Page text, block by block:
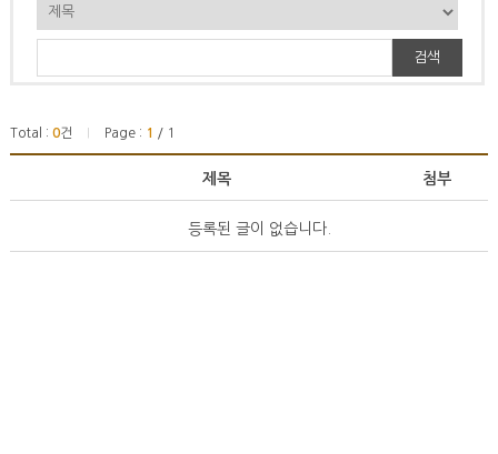
검색
Total : 0건 Page : 1 / 1
제목 첨부
등록된 글이 없습니다.